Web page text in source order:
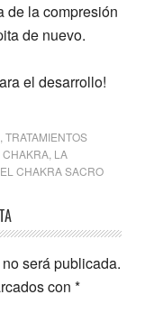
de la compresión
de nuevo.
el desarrollo!
TRATAMIENTOS
CHAKRA, LA
CHAKRA SACRO
será publicada.
con *